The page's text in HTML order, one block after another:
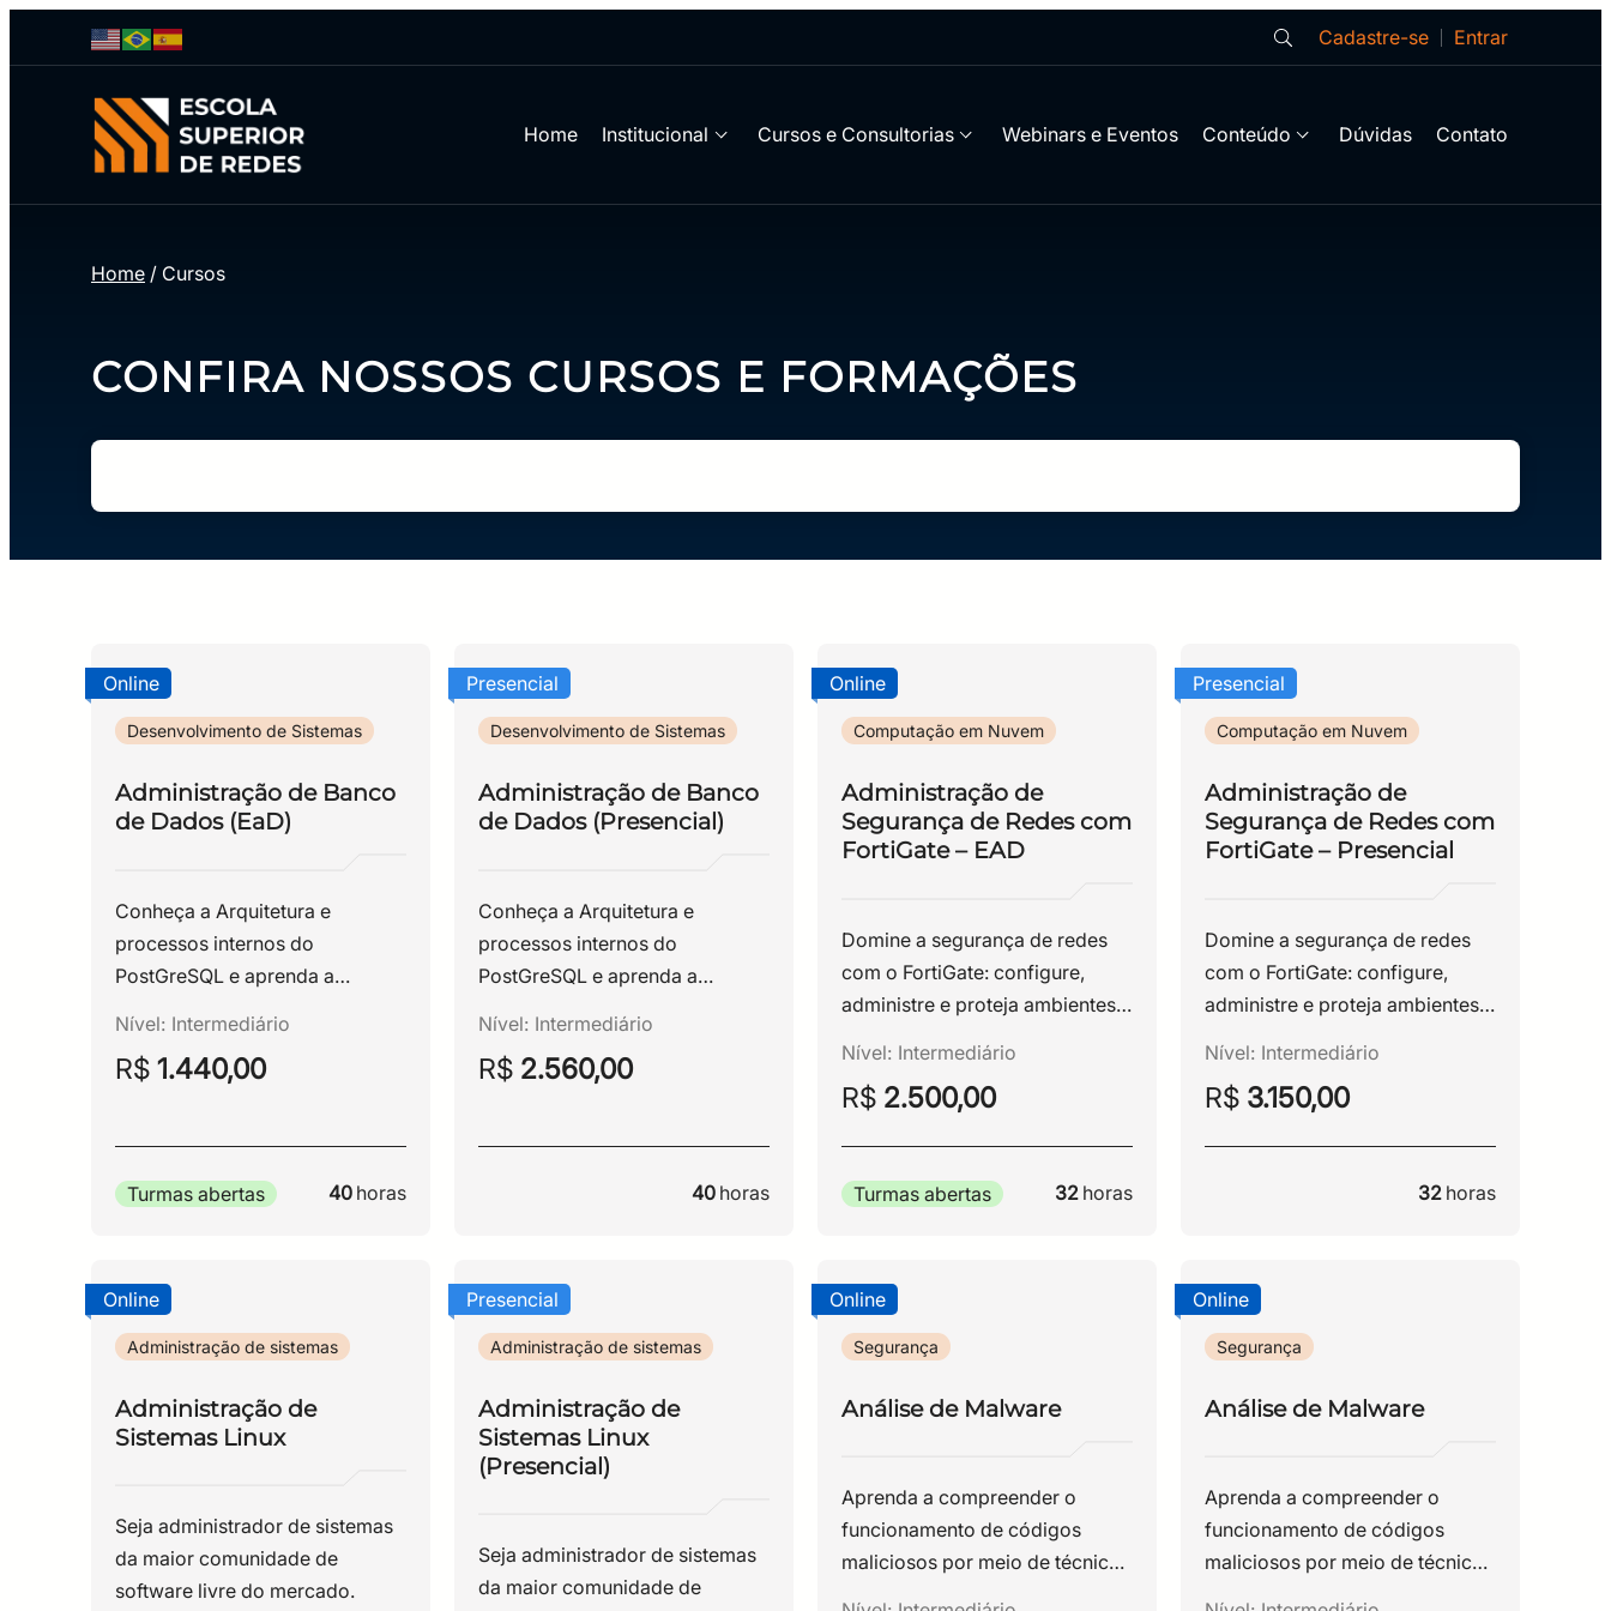
Cadastre-se Entrar
Home Institucional Cursos e Consultorias Webinars e Eventos Conteúdo Dúvidas Contato
Home / Cursos
CONFIRA NOSSOS CURSOS E FORMAÇÕES
Online
Desenvolvimento de Sistemas
Administração de Banco
de Dados (EaD)
Conheça a Arquitetura e
processos internos do
PostGreSQL e aprenda a
de rotinas de backup,
Nível: Intermediário
R$ 1.440,00
Turmas abertas 40 horas
Presencial
Desenvolvimento de Sistemas
Administração de Banco
de Dados (Presencial)
Conheça a Arquitetura e
processos internos do
PostGreSQL e aprenda a
de rotinas de backup,
Nível: Intermediário
R$ 2.560,00
40 horas
Online
Computação em Nuvem
Administração de
Segurança de Redes com
FortiGate – EAD
Domine a segurança de redes
com o FortiGate: configure,
administre e proteja ambientes
Nível: Intermediário
R$ 2.500,00
Turmas abertas 32 horas
Presencial
Computação em Nuvem
Administração de
Segurança de Redes com
FortiGate – Presencial
Domine a segurança de redes
com o FortiGate: configure,
administre e proteja ambientes
Nível: Intermediário
R$ 3.150,00
32 horas
Online
Administração de sistemas
Administração de
Sistemas Linux
Seja administrador de sistemas
da maior comunidade de
software livre do mercado.
Presencial
Administração de sistemas
Administração de
Sistemas Linux
(Presencial)
Seja administrador de sistemas
da maior comunidade de
Online
Segurança
Análise de Malware
Aprenda a compreender o
funcionamento de códigos
maliciosos por meio de técnicas
Online
Segurança
Análise de Malware
Aprenda a compreender o
funcionamento de códigos
maliciosos por meio de técnicas